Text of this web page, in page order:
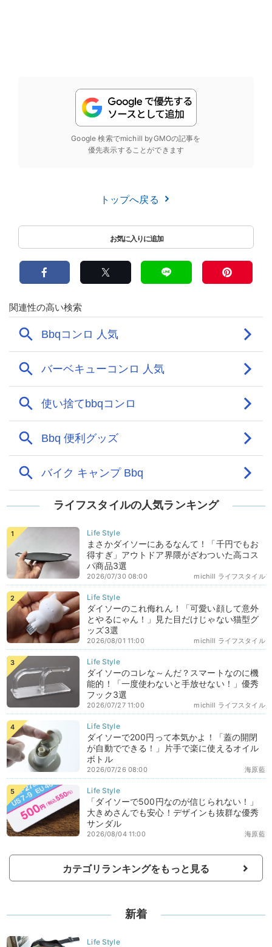
Google 検索でmichill byGMOの記事を
優先表示することができます
トップへ戻る
ライフスタイルの人気ランキング
まさかダイソーにあるなんて！「千円でもお
得すぎ」アウトドア界隈がざわついた高コス
パ商品3選
michill ライフスタイル
2026/07/30 08:00
ダイソーのこれ侮れん！「可愛い顔して意外
とやるにゃん！」見た目だけじゃない猫型グ
ッズ3選
michill ライフスタイル
2026/08/01 11:00
ダイソーのコレな～んだ？スマートなのに機
能的！「一度使わないと手放せない！」優秀
フック3選
michill ライフスタイル
2026/07/27 11:00
ダイソーで200円って本気かよ！「蓋の開閉
が自動でできる！」片手で楽に使えるオイル
ボトル
海原藍
2026/07/26 08:00
「ダイソーで500円なのが信じられない！」
大きめさんでも安心！デザインも抜群な優秀
サンダル
海原藍
2026/08/04 11:00
カテゴリランキングをもっと見る
新着